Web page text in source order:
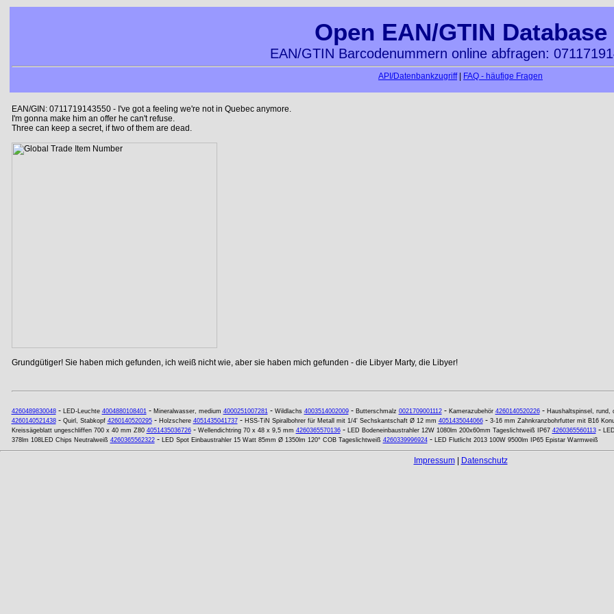
Open EAN/GTIN Database
EAN/GTIN Barcodenummern online abfragen:
API/Datenbankzugriff| FAQ - häufige Fragen
EAN/GIN: 0711719143550 - I've got a feeling we're not in Quebec anymore.
I'm gonna make him an offer he can't refuse.
Three can keep a secret, if two of them are dead.
Grundgütiger! Sie haben mich gefunden, ich weiß nicht wie, aber sie haben mich gefunden - die Libyer Marty, die Libyer!
4260489830048- LED-Leuchte 4004880108401- Mineralwasser, medium 4000251007281- Wildlachs 4003514002009- Butterschmalz 0021709001112- Kamerazubehör 4260140520226- Haushaltspinsel, rund,
4260140521438- Quirl, Stabkopf 4260140520295- Holzschere 4051435041737- HSS-TiN Spiralbohrer für Metall mit 1/4' Sechskantschaft Ø 12 mm 4051435044066- 3-16 mm Zahnkranzbohrfutter mit B16
Kreissägeblatt ungeschliffen 700 x 40 mm Z80 4051435036726- Wellendichtring 70 x 48 x 9,5 mm 4260365570136- LED Bodeneinbaustrahler 12W 1080lm 200x60mm Tageslichtweiß IP67 4260365560113-
378lm 108LED Chips Neutralweiß 4260365562322- LED Spot Einbaustrahler 15 Watt 85mm Ø 1350lm 120° COB Tageslichtweiß 4260339996924- LED Flutlicht 2013 100W 9500lm IP65 Epistar Warmweiß
Impressum| Datenschutz